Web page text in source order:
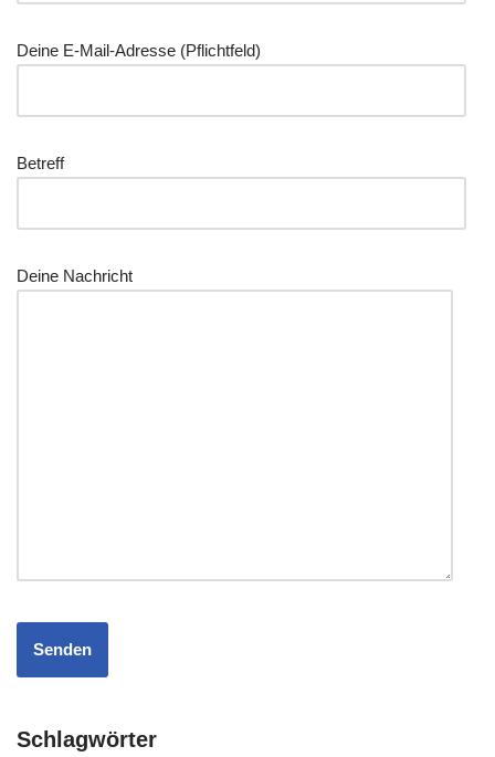
Dei­ne E‑Mail-Adres­se (Pflicht­feld)
Betreff
Dei­ne Nachricht
Schlagwörter